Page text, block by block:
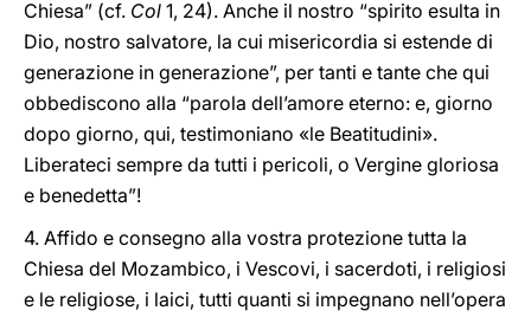
Chiesa” (cf. Col 1, 24). Anche il nostro “spirito esulta in
Dio, nostro salvatore, la cui misericordia si estende di
generazione in generazione”, per tanti e tante che qui
obbediscono alla “parola dell’amore eterno: e, giorno
dopo giorno, qui, testimoniano «le Beatitudini».
Liberateci sempre da tutti i pericoli, o Vergine gloriosa
e benedetta”!
4. Affido e consegno alla vostra protezione tutta la
Chiesa del Mozambico, i Vescovi, i sacerdoti, i religiosi
e le religiose, i laici, tutti quanti si impegnano nell’opera